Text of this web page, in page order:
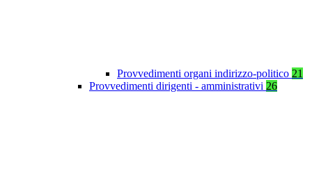
Provvedimenti organi indirizzo-politico 21
Provvedimenti dirigenti - amministrativi 26